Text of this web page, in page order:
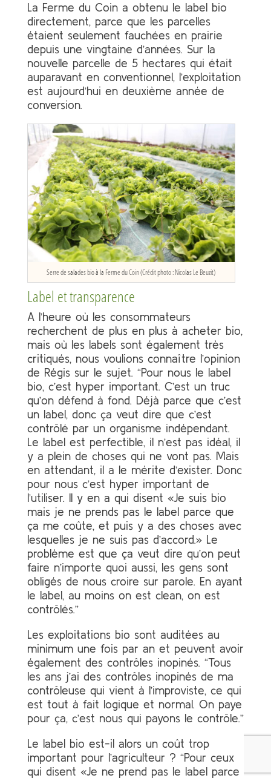
La Ferme du Coin a obtenu le label bio
directement, parce que les parcelles
étaient seulement fauchées en prairie
depuis une vingtaine d’années. Sur la
nouvelle parcelle de 5 hectares qui était
auparavant en conventionnel, l’exploitation
est aujourd’hui en deuxième année de
conversion.
Serre de salades bio à la Ferme du Coin (Crédit photo : Nicolas Le Beuzit)
Label et transparence
A l’heure où les consommateurs
recherchent de plus en plus à acheter bio,
mais où les labels sont également très
critiqués, nous voulions connaître l’opinion
de Régis sur le sujet. “Pour nous le label
bio, c’est hyper important. C’est un truc
qu’on défend à fond. Déjà parce que c’est
un label, donc ça veut dire que c’est
contrôlé par un organisme indépendant.
Le label est perfectible, il n’est pas idéal, il
y a plein de choses qui ne vont pas. Mais
en attendant, il a le mérite d’exister. Donc
pour nous c’est hyper important de
l’utiliser. Il y en a qui disent «Je suis bio
mais je ne prends pas le label parce que
ça me coûte, et puis y a des choses avec
lesquelles je ne suis pas d’accord.» Le
problème est que ça veut dire qu’on peut
faire n’importe quoi aussi, les gens sont
obligés de nous croire sur parole. En ayant
le label, au moins on est clean, on est
contrôlés.”
Les exploitations bio sont auditées au
minimum une fois par an et peuvent avoir
également des contrôles inopinés. “Tous
les ans j’ai des contrôles inopinés de ma
contrôleuse qui vient à l’improviste, ce qui
est tout à fait logique et normal. On paye
pour ça, c’est nous qui payons le contrôle.”
Le label bio est-il alors un coût trop
important pour l’agriculteur ? “Pour ceux
qui disent «Je ne prend pas le label parce